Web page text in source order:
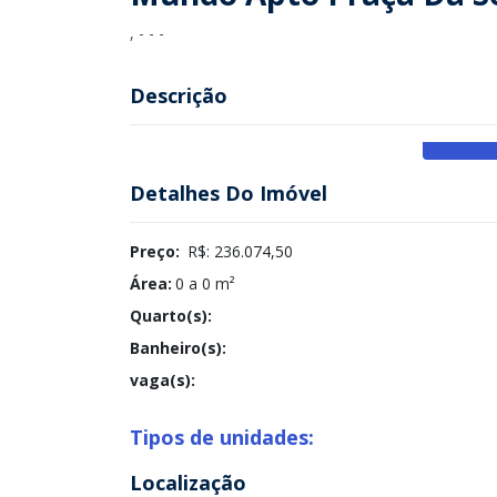
, - - -
Descrição
Detalhes Do Imóvel
Preço: R$: 236.074,50
Área: 0 a 0 m²
Quarto(s):
Banheiro(s):
vaga(s):
Tipos de unidades:
Localização